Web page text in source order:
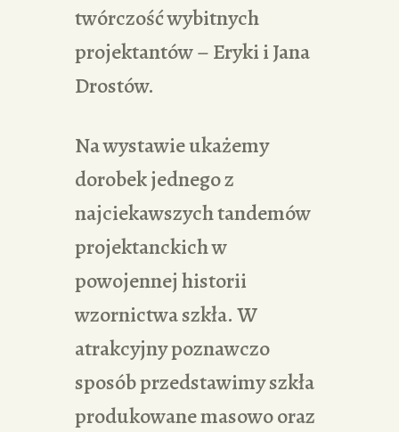
twórczość wybitnych
projektantów – Eryki i Jana
Drostów.
Na wystawie ukażemy
dorobek jednego z
najciekawszych tandemów
projektanckich w
powojennej historii
wzornictwa szkła. W
atrakcyjny poznawczo
sposób przedstawimy szkła
produkowane masowo oraz